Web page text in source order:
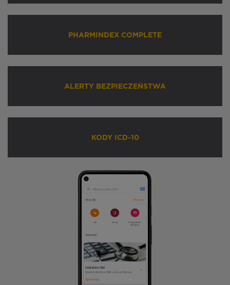
PHARMINDEX COMPLETE
ALERTY BEZPIECZEŃSTWA
KODY ICD-10